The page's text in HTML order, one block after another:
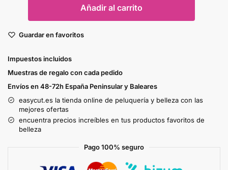
Añadir al carrito
Guardar en favoritos
Impuestos incluidos
Muestras de regalo con cada pedido
Envíos en 48-72h España Peninsular y Baleares
easycut.es la tienda online de peluquería y belleza con las
mejores ofertas
encuentra precios increíbles en tus productos favoritos de
belleza
Pago 100% seguro